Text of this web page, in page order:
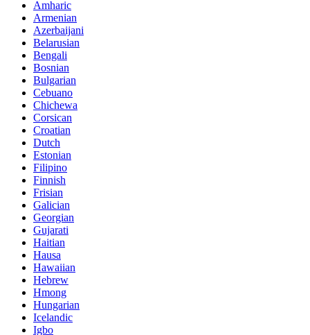
Amharic
Armenian
Azerbaijani
Belarusian
Bengali
Bosnian
Bulgarian
Cebuano
Chichewa
Corsican
Croatian
Dutch
Estonian
Filipino
Finnish
Frisian
Galician
Georgian
Gujarati
Haitian
Hausa
Hawaiian
Hebrew
Hmong
Hungarian
Icelandic
Igbo